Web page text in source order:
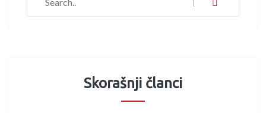
Skorašnji članci